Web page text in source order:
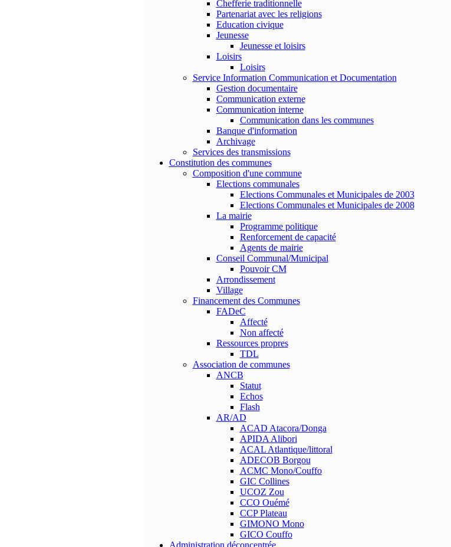
Chefferie traditionnelle
Partenariat avec les religions
Education civique
Jeunesse
Jeunesse et loisirs
Loisirs
Loisirs
Service Information Communication et Documentation
Gestion documentaire
Communication externe
Communication interne
Communication dans les communes
Banque d'information
Archivage
Services des transmissions
Constitution des communes
Composition d'une commune
Elections communales
Elections Communales et Municipales de 2003
Elections Communales et Municipales de 2008
La mairie
Programme politique
Renforcement de capacité
Agents de mairie
Conseil Communal/Municipal
Pouvoir CM
Arrondissement
Village
Financement des Communes
FADeC
Affecté
Non affecté
Ressources propres
TDL
Association de communes
ANCB
Statut
Echos
Flash
AR/AD
ACAD Atacora/Donga
APIDA Alibori
ACAL Atlantique/littoral
ADECOB Borgou
ACMC Mono/Couffo
GIC Collines
UCOZ Zou
CCO Ouémé
CCP Plateau
GIMONO Mono
GICO Couffo
Administration déconcentrée